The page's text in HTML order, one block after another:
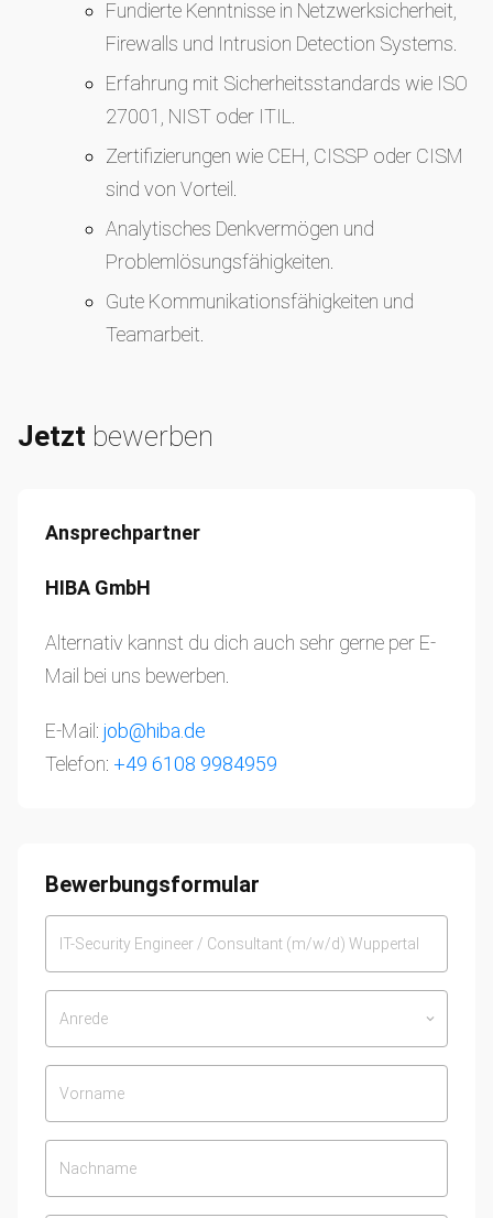
Fundierte Kenntnisse in Netzwerksicherheit,
Firewalls und Intrusion Detection Systems.
Erfahrung mit Sicherheitsstandards wie ISO
27001, NIST oder ITIL.
Zertifizierungen wie CEH, CISSP oder CISM
sind von Vorteil.
Analytisches Denkvermögen und
Problemlösungsfähigkeiten.
Gute Kommunikationsfähigkeiten und
Teamarbeit.
Jetzt bewerben
Ansprechpartner
HIBA GmbH
Alternativ kannst du dich auch sehr gerne per E-
Mail bei uns bewerben.
E-Mail: job@hiba.de
Telefon: +49 6108 9984959
Bewerbungsformular
Anrede keyboard_arrow_down